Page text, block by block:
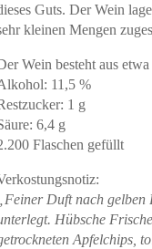
Guts. Der Wein
kleinen Mengen
Wein besteht aus
11,5 %
1 g
6,4 g
Flaschen gefüllt
„Feiner Duft nach
Hübsche
Apfelchips,